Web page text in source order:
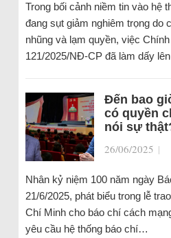
Trong bối cảnh niềm tin vào hệ
đang sụt giảm nghiêm trọng do
nhũng và lạm quyền, việc
121/2025/NĐ-CP đã làm dấy
Đến bao
có quyền
nói sự
26/06/2025 |
Nhân kỷ niệm 100 năm ngày
21/6/2025, phát biểu trong lễ
Chí Minh cho báo chí cách
yêu cầu hệ thống báo chí…